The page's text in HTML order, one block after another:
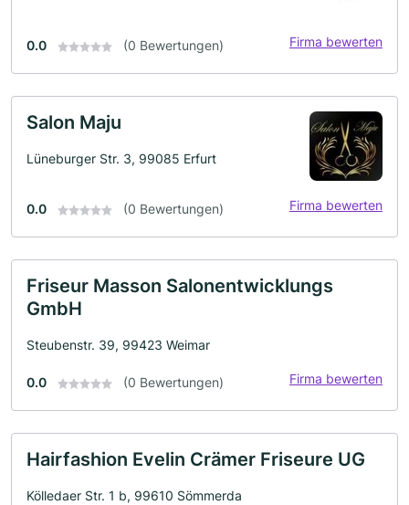
0.0 (0 Bewertungen) Firma bewerten
Salon Maju
Lüneburger Str. 3, 99085 Erfurt
0.0 (0 Bewertungen) Firma bewerten
Friseur Masson Salonentwicklungs
GmbH
Steubenstr. 39, 99423 Weimar
0.0 (0 Bewertungen) Firma bewerten
Hairfashion Evelin Crämer Friseure UG
Kölledaer Str. 1 b, 99610 Sömmerda